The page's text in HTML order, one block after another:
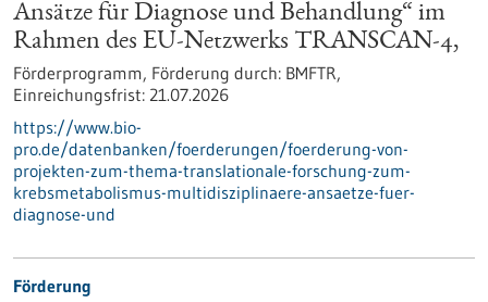
Ansätze für Diagnose und Behandlung“ im
Rahmen des EU-Netzwerks TRANSCAN-4,
Förderprogramm, Förderung durch: BMFTR,
Einreichungsfrist: 21.07.2026
https://www.bio-
pro.de/datenbanken/foerderungen/foerderung-von-
projekten-zum-thema-translationale-forschung-zum-
krebsmetabolismus-multidisziplinaere-ansaetze-fuer-
diagnose-und
Förderung